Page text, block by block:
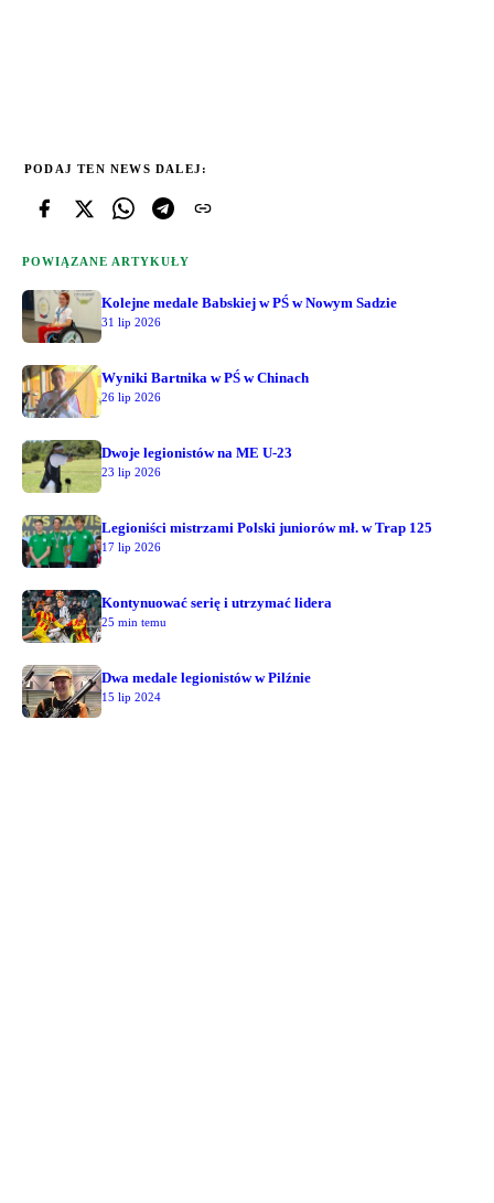
PODAJ TEN NEWS DALEJ:
POWIĄZANE ARTYKUŁY
Kolejne medale Babskiej w PŚ w Nowym Sadzie
31 lip 2026
Wyniki Bartnika w PŚ w Chinach
26 lip 2026
Dwoje legionistów na ME U-23
23 lip 2026
Legioniści mistrzami Polski juniorów mł. w Trap 125
17 lip 2026
Kontynuować serię i utrzymać lidera
25 min temu
Dwa medale legionistów w Pilźnie
15 lip 2024